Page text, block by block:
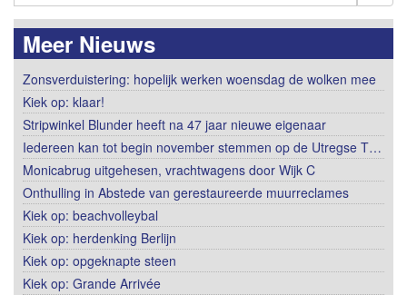
Meer Nieuws
Zonsverduistering: hopelijk werken woensdag de wolken mee
Kiek op: klaar!
Stripwinkel Blunder heeft na 47 jaar nieuwe eigenaar
Iedereen kan tot begin november stemmen op de Utregse T…
Monicabrug uitgehesen, vrachtwagens door Wijk C
Onthulling in Abstede van gerestaureerde muurreclames
Kiek op: beachvolleybal
Kiek op: herdenking Berlijn
Kiek op: opgeknapte steen
Kiek op: Grande Arrivée